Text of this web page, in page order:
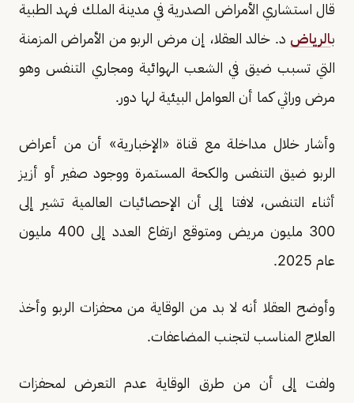
قال استشاري الأمراض الصدرية في مدينة الملك فهد الطبية
بالرياض د. خالد العقلا، إن مرض الربو من الأمراض المزمنة
التي تسبب ضيق في الشعب الهوائية ومجاري التنفس وهو
مرض وراثي كما أن العوامل البيئية لها دور.
وأشار خلال مداخلة مع قناة «الإخبارية» أن من أعراض
الربو ضيق التنفس والكحة المستمرة ووجود صفير أو أزيز
أثناء التنفس، لافتا إلى أن الإحصائيات العالمية تشير إلى
300 مليون مريض ومتوقع ارتفاع العدد إلى 400 مليون
عام 2025.
وأوضح العقلا أنه لا بد من الوقاية من محفزات الربو وأخذ
العلاج المناسب لتجنب المضاعفات.
ولفت إلى أن من طرق الوقاية عدم التعرض لمحفزات